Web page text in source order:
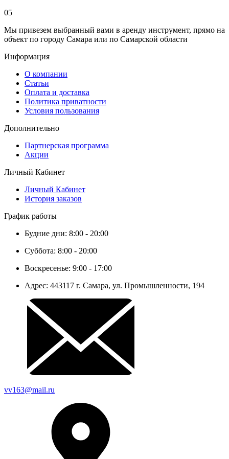
05
Мы привезем выбранный вами в аренду инструмент, прямо на
объект по городу Самара или по Самарской области
Информация
О компании
Статьи
Оплата и доставка
Политика приватности
Условия пользования
Дополнительно
Партнерская программа
Акции
Личный Кабинет
Личный Кабинет
История заказов
График работы
Будние дни: 8:00 - 20:00
Суббота: 8:00 - 20:00
Воскресенье: 9:00 - 17:00
Адрес: 443117 г. Самара, ул. Промышленности, 194
vv163@mail.ru